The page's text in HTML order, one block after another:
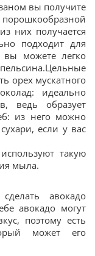
вы получите
них получается
подходит для
вы можете легко
орех мускатного
идеально
ведь образует
из него можно
если у вас
такую
мыла.
авокадо
авокадо могут
поэтому есть
может его